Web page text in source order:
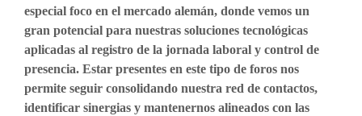
especial foco en el mercado alemán, donde vemos un
gran potencial para nuestras soluciones tecnológicas
aplicadas al registro de la jornada laboral y control de
presencia. Estar presentes en este tipo de foros nos
permite seguir consolidando nuestra red de contactos,
identificar sinergias y mantenernos alineados con las